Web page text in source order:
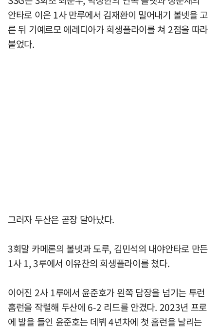
안타로 이은 1사 만루에서 김재환이 밀어내기 볼넷을 고
른 뒤 기예르모 에레디아가 희생플라이를 쳐 2점을 따라
붙었다.
그러자 두산은 곧장 달아났다.
3회말 카메론의 볼넷과 도루, 김민석의 내야안타로 만든
1사 1, 3루에서 이유찬의 희생플라이를 쳤다.
이어진 2사 1루에서 윤준호가 왼쪽 담장을 넘기는 투런
홈런을 작렬해 두산에 6-2 리드를 안겼다. 2023년 프로
에 발을 들인 윤준호는 데뷔 4년차에 첫 홈런을 날리는